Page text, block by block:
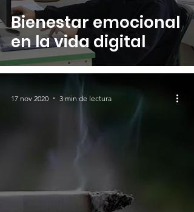
Bienestar emocional
en la vida digital
17 nov 2020 3 min de lectura